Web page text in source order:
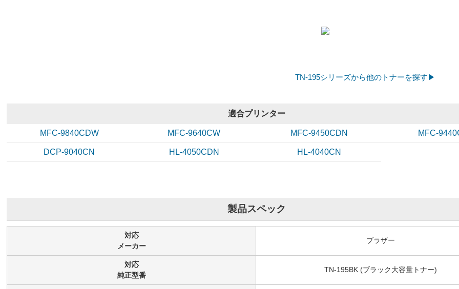
TN-195シリーズから他のトナーを探す▶
適合プリンター
MFC-9840CDW MFC-9640CW MFC-9450CDN MFC-
DCP-9040CN HL-4050CDN HL-4040CN
製品スペック
対応
メーカー
ブラザー
対応
純正型番
TN-195BK (ブラック大容量トナー)